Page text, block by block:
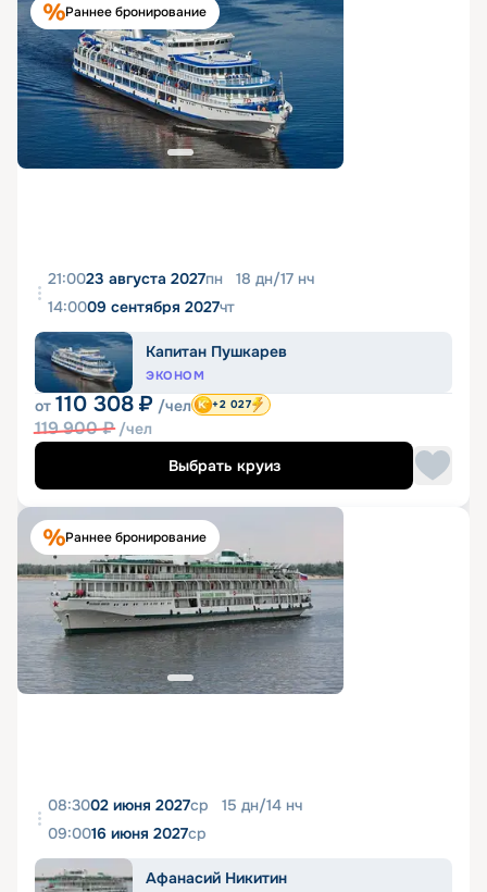
Раннее бронирование
21:0023 августа 2027пн 18 дн/17 нч
14:0009 сентября 2027чт
Капитан Пушкарев
ЭКОНОМ
от 110 308 ₽ /чел
119 900₽ /чел
+2 027
Выбрать круиз
Раннее бронирование
08:3002 июня 2027ср 15 дн/14 нч
09:0016 июня 2027ср
Афанасий Никитин